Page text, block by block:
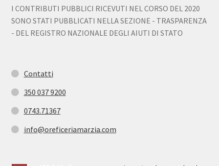
I CONTRIBUTI PUBBLICI RICEVUTI NEL CORSO DEL 2020
SONO STATI PUBBLICATI NELLA SEZIONE - TRASPARENZA
- DEL REGISTRO NAZIONALE DEGLI AIUTI DI STATO
Contatti
350 037 9200
0743.71367
info@oreficeriamarzia.com